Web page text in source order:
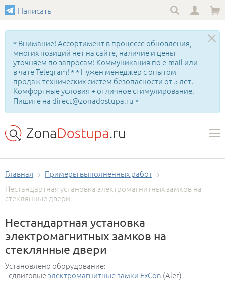
Написать
* Внимание! Ассортимент в процессе обновления,
многих позиций нет на сайте, наличие и цены
уточняем по запросам! Коммуникация по e-mail или
в чате Telegram! * * Нужен менеджер с опытом
продаж технических систем безопасности от 5 лет.
Комфортные условия + отличное стимулирование.
Пишите на direct@zonadostupa.ru *
Главная
Примеры выполненных работ
Нестандартная установка электромагнитных замков на
стеклянные двери
Нестандартная установка
электромагнитных замков на
стеклянные двери
Установлено оборудование:
- сдвиговыеэлектромагнитные замки ExCon (Aler)